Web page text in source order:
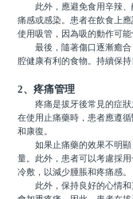
此外，應避免食用辛辣、
痛感或感染。患者在飲食上
使用吸管，因為吸的動作可能
最後，隨著傷口逐漸癒合
腔健康有利的食物。持續保
2、疼痛管理
疼痛是拔牙後常見的症狀
在使用止痛藥時，患者應遵
和康復。
如果止痛藥的效果不明顯
量。此外，患者可以考慮採
冷敷，以減少腫脹和疼痛感。
此外，保持良好的心情和